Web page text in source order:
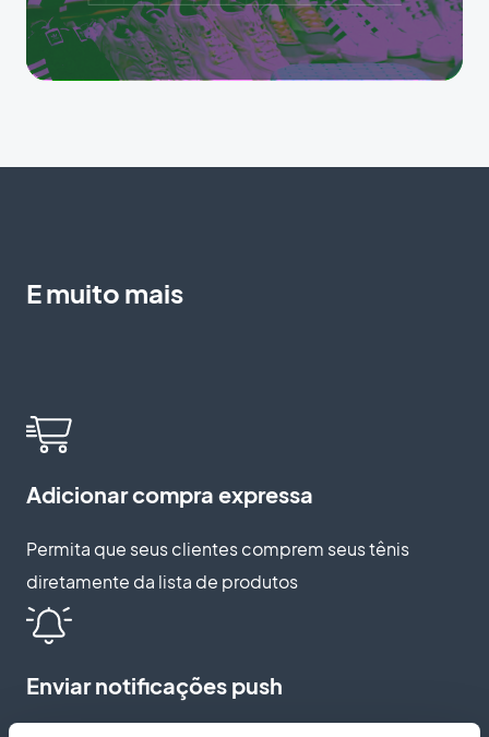
E muito mais
Adicionar compra expressa
Permita que seus clientes comprem seus tênis
diretamente da lista de produtos
Enviar notificações push